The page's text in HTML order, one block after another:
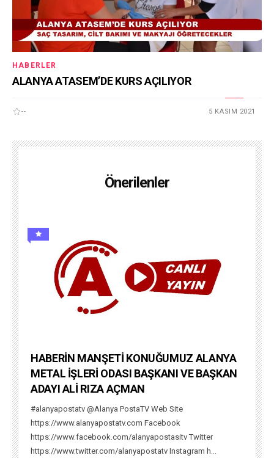
HABERLER
ALANYA ATASEM’DE KURS AÇILIYOR
-- 5 KASIM 2021
Önerilenler
HABERİN MANŞETİ KONUĞUMUZ ALANYA
METAL İŞLERİ ODASI BAŞKANI VE BAŞKAN
ADAYI ALİ RIZA AÇMAN
#alanyapostatv @Alanya PostaTV Web Site
https://www.alanyapostatv.com Facebook
https://www.facebook.com/alanyapostasitv Twitter
https://www.twitter.com/alanyapostatv Instagram h...